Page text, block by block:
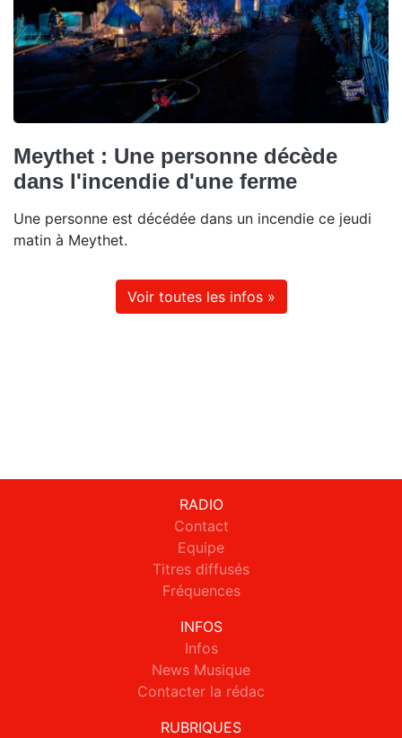
Meythet : Une personne décède
dans l'incendie d'une ferme
Une personne est décédée dans un incendie ce jeudi
matin à Meythet.
Voir toutes les infos »
RADIO
Contact
Equipe
Titres diffusés
Fréquences
INFOS
Infos
News Musique
Contacter la rédac
RUBRIQUES